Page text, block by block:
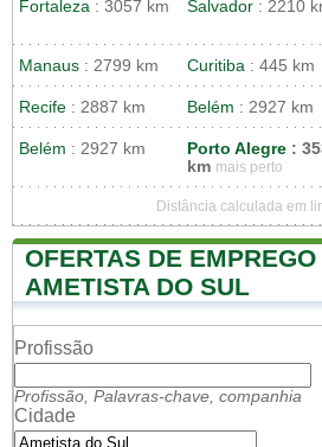
Fortaleza : 3057 km Salvador : 2210
Manaus : 2799 km Curitiba : 445 km
Recife : 2887 km Belém : 2927 km
Belém : 2927 km Porto Alegre :
km mais perto
Distância calculada em
OFERTAS DE
AMETISTA DO SUL
Profissão
Profissão, Palavras-chave, companhia
Cidade